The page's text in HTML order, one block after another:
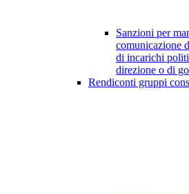
Sanzioni per
comunicazione
di incarichi
direzione o di
Rendiconti gruppi